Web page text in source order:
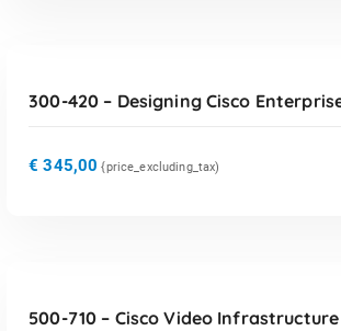
300-420 – Designing Cisco
€ 345,00 {price_excluding_tax)
500-710 – Cisco Video Infrastructure